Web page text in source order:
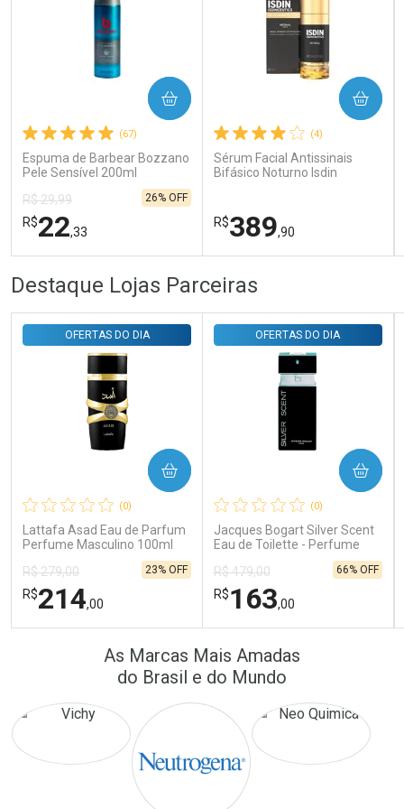
Comprar sem Desconto
Por R$ 31,35/cada
Comprar sem Desconto
Por R$ 31,35/cada
(67)
Espuma de Barbear Bozzano
Pele Sensível 200ml
R$ 29,99
R$22,33
26% OFF
COMPRAR
FECHAR
Laboratório
Comprar sem Desconto
Por R$ 22,33/cada
FECHAR
Por Menos
Comprar sem Desconto
Por R$ 22,33/cada
(4)
Sérum Facial Antissinais
Bifásico Noturno Isdin
R$389,90
COMPRAR
Comprar sem Desconto
Por R$ 389,90/cada
Por Menos
Comprar sem Desconto
Por R$ 389,90/cada
Destaque Lojas Parceiras
(0)
Lattafa Asad Eau de Parfum
Perfume Masculino 100ml
OFERTAS DO DIA
R$ 279,00
R$214,00
23% OFF
COMPRAR
FECHAR
FECHAR
Por Menos
(0)
Jacques Bogart Silver Scent
Eau de Toilette - Perfume
OFERTAS DO DIA
R$ 479,00
R$163,00
66% OFF
COMPRAR
Laboratório
Por Menos
As Marcas Mais Amadas
do Brasil e do Mundo